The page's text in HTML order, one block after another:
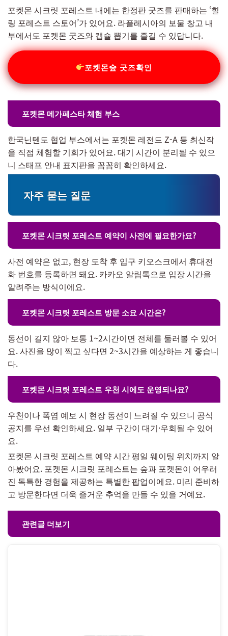
포켓몬 시크릿 포레스트 내에는 한정판 굿즈를 판매하는 ‘힐
링 포레스트 스토어’가 있어요. 라플레시아의 보물 창고 내
부에서도 포켓몬 굿즈와 캡슐 뽑기를 즐길 수 있답니다.
포켓몬숲 굿즈확인
포켓몬 메가페스타 체험 부스
한국닌텐도 협업 부스에서는 포켓몬 레전드 Z-A 등 최신작
을 직접 체험할 기회가 있어요. 대기 시간이 분리될 수 있으
니 스태프 안내 표지판을 꼼꼼히 확인하세요.
자주 묻는 질문
포켓몬 시크릿 포레스트 예약이 사전에 필요한가요?
사전 예약은 없고, 현장 도착 후 입구 키오스크에서 휴대전
화 번호를 등록하면 돼요. 카카오 알림톡으로 입장 시간을
알려주는 방식이에요.
포켓몬 시크릿 포레스트 방문 소요 시간은?
동선이 길지 않아 보통 1~2시간이면 전체를 둘러볼 수 있어
요. 사진을 많이 찍고 싶다면 2~3시간을 예상하는 게 좋습니
다.
포켓몬 시크릿 포레스트 우천 시에도 운영되나요?
우천이나 폭염 예보 시 현장 동선이 느려질 수 있으니 공식
공지를 우선 확인하세요. 일부 구간이 대기·우회될 수 있어
요.
포켓몬 시크릿 포레스트 예약 시간 평일 웨이팅 위치까지 알
아봤어요. 포켓몬 시크릿 포레스트는 숲과 포켓몬이 어우러
진 독특한 경험을 제공하는 특별한 팝업이에요. 미리 준비하
고 방문한다면 더욱 즐거운 추억을 만들 수 있을 거예요.
관련글 더보기